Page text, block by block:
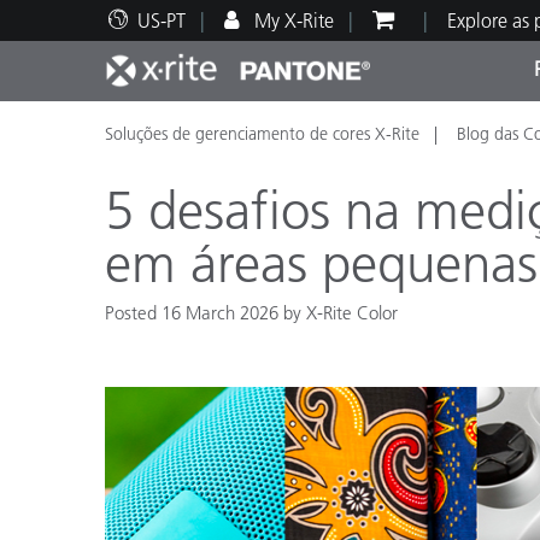
US-PT My X-Rite Explore as
Principais produtos
Impressão e Embalagem
Suporte Técnico
Recursos Educacionais
Soluções de gerenciamento de cores X-Rite Blog das
5 desafios na
em áreas
Posted 16 March 2026 by X-Rite Color